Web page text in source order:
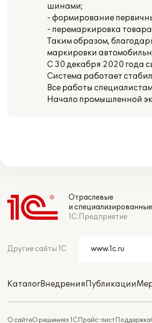
шинами;
- формирование
- перемаркировка
Таким образом,
маркировки
С 30 декабря 2020 года
Система работает
Все работы
Начало промышленной
Отраслевые
и
1С:Предприятие
Другие сайты 1С
КаталогВнедренияПубликации
О сайтеО решениях 1СПрайс-листПоддержка